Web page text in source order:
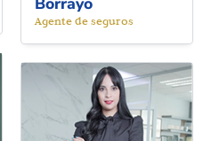
Agente de seguros